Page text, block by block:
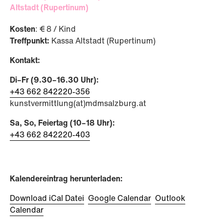
Altstadt (Rupertinum)
Kosten: € 8 / Kind
Treffpunkt: Kassa Altstadt (Rupertinum)
Kontakt:
Di–Fr (9.30–16.30 Uhr):
+43 662 842220-356
kunstvermittlung(at)mdmsalzburg.at
Sa, So, Feiertag (10–18 Uhr):
+43 662 842220-403
Kalendereintrag herunterladen:
Download iCal Datei Google Calendar Outlook
Calendar